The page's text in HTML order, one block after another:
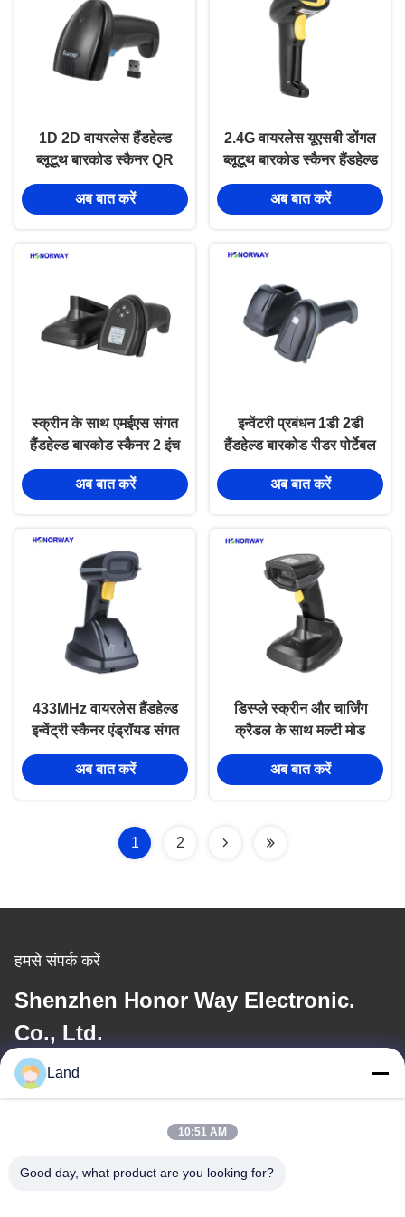
1D 2D वायरलेस हैंडहेल्ड
ब्लूटूथ बारकोड स्कैनर QR
भुगतान के लिए समायोज्य गति
अब बात करें
2.4G वायरलेस यूएसबी डोंगल
ब्लूटूथ बारकोड स्कैनर हैंडहेल्ड
एंड्रॉयड के लिए एप्पल स्मार्ट
ओएस
अब बात करें
स्क्रीन के साथ एमईएस संगत
हैंडहेल्ड बारकोड स्कैनर 2 इंच
वायरलेस QR कोड स्कैनर
अब बात करें
इन्वेंटरी प्रबंधन 1डी 2डी
हैंडहेल्ड बारकोड रीडर पोर्टेबल
2.4GHz 433MHz स्कैनर
अब बात करें
433MHz वायरलेस हैंडहेल्ड
इन्वेंट्री स्कैनर एंड्रॉयड संगत
1D 2D क्यूआर बारकोड स्कैनर
अब बात करें
डिस्प्ले स्क्रीन और चार्जिंग
क्रैडल के साथ मल्टी मोड
पीओएस हैंड हेल्ड बारकोड स्कैनर
अब बात करें
1 2
हमसे संपर्क करें
Shenzhen Honor Way Electronic.
Co., Ltd.
ईमेल
Land
10:51 AM
Good day, what product are you looking for?